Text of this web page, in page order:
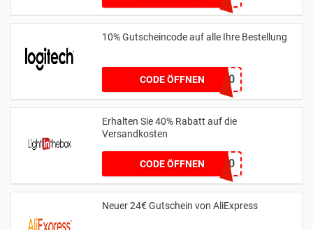
10% Gutscheincode auf alle Ihre Bestellung
CODE ÖFFNEN
YCIMAGING10
Erhalten Sie 40% Rabatt auf die
Versandkosten
CODE ÖFFNENMENFB60
Neuer 24€ Gutschein von AliExpress